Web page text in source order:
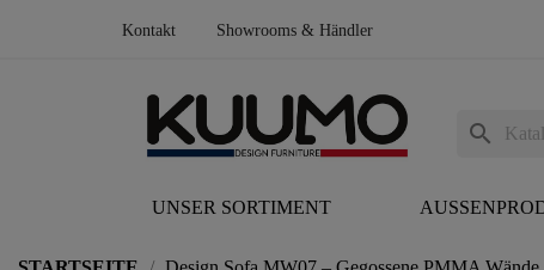
Kontakt Showrooms & Händler
UNSER SORTIMENT
search